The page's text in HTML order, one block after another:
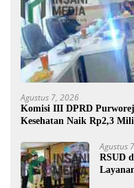
Agustus 7, 2026
Komisi III DPRD
Kesehatan Naik Rp2,3
Agustus
RSUD